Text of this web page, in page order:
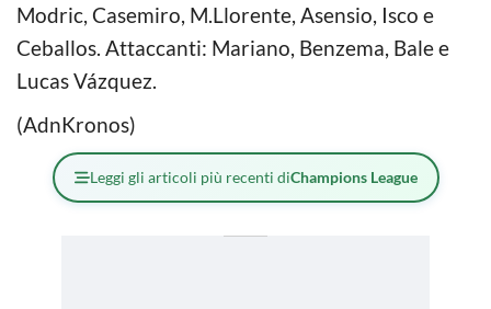
Modric, Casemiro, M.Llorente, Asensio, Isco e
Ceballos. Attaccanti: Mariano, Benzema, Bale e
Lucas Vázquez.
(AdnKronos)
Leggi gli articoli più recenti diChampions League